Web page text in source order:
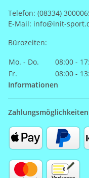
Telefon: (08334)
E-Mail: info@init-
Bürozeiten:
Mo. - Do.
08:00 -
Fr.
08:00 -
Informationen